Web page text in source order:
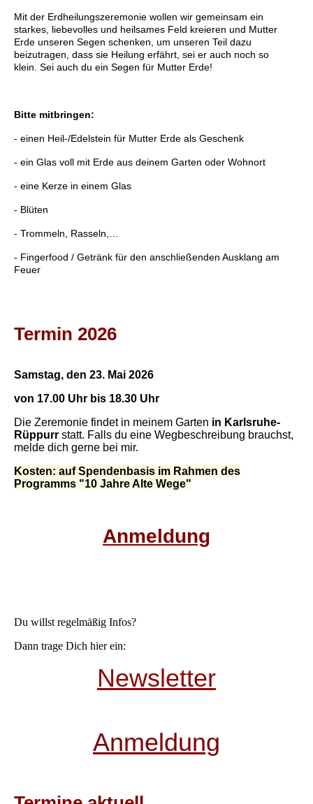
Mit der Erdheilungszeremonie wollen wir gemeinsam ein
starkes, liebevolles und heilsames Feld kreieren und Mutter
Erde unseren Segen schenken, um unseren Teil dazu
beizutragen, dass sie Heilung erfährt, sei er auch noch so
klein. Sei auch du ein Segen für Mutter Erde!
Bitte mitbringen:
- einen Heil-/Edelstein für Mutter Erde als Geschenk
- ein Glas voll mit Erde aus deinem Garten oder Wohnort
- eine Kerze in einem Glas
- Blüten
- Trommeln, Rasseln,…
- Fingerfood / Getränk für den anschließenden Ausklang am
Feuer
Termin 2026
Samstag, den 23. Mai 2026
von 17.00 Uhr bis 18.30 Uhr
Die Zeremonie findet in meinem Garten in Karlsruhe-
Rüppurr statt. Falls du eine Wegbeschreibung brauchst,
melde dich gerne bei mir.
Kosten: auf Spendenbasis im Rahmen des
Programms "10 Jahre Alte Wege"
Anmeldung
Du willst regelmäßig Infos?
Dann trage Dich hier ein:
Newsletter
Anmeldung